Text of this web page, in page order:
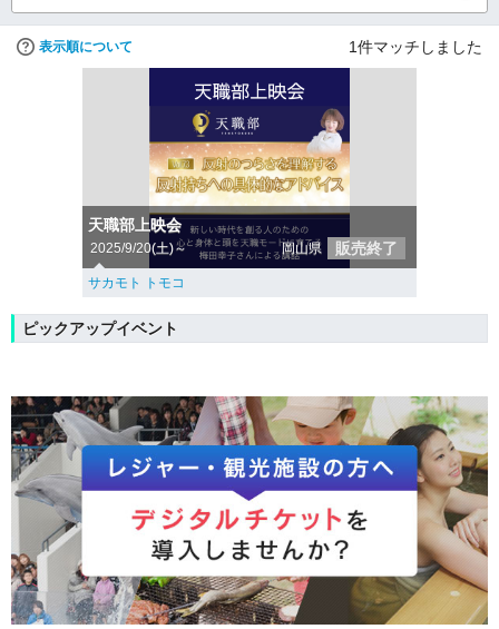
表示順について 1件マッチしました
天職部上映会
2025/9/20(土)～ 岡山県 販売終了
サカモト トモコ
ピックアップイベント